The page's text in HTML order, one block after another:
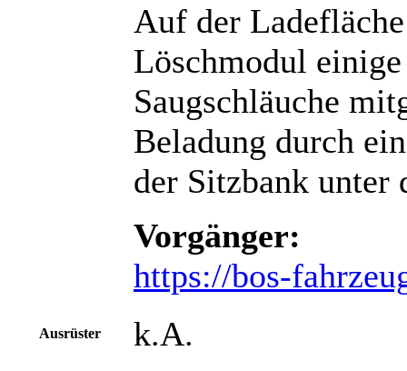
Auf der
Löschmodul
Saugschläuche
Beladung durch
der Sitzbank unter
Vorgänger:
https://bos-
Ausrüster k.A.